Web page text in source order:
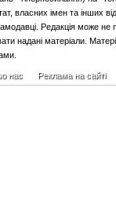
власних імен та інших
Редакція може не
надані матеріали.
нас Реклама на сайті